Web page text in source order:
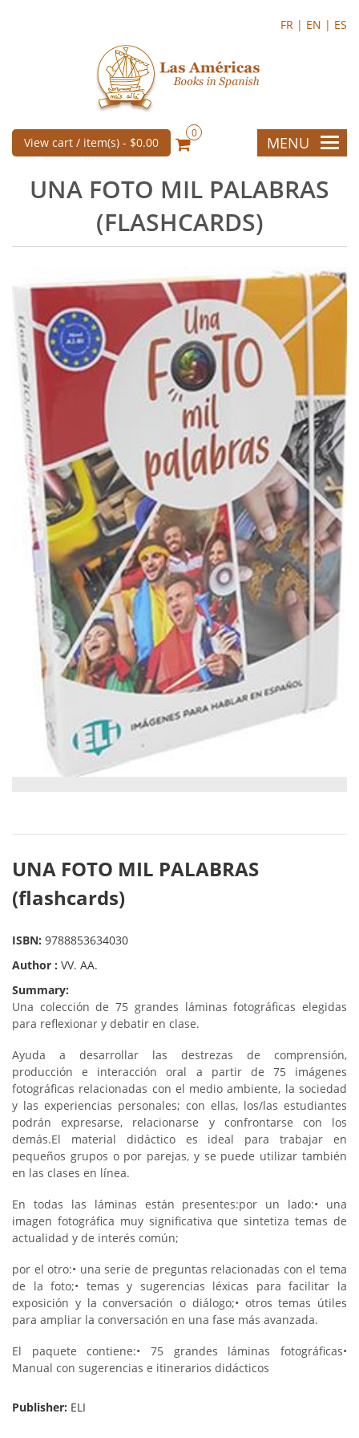
FR | EN | ES
View cart / item(s) - $0.00
0
MENU
UNA FOTO MIL PALABRAS
(FLASHCARDS)
UNA FOTO MIL PALABRAS
(flashcards)
ISBN: 9788853634030
Author : VV. AA.
Summary:
Una colección de 75 grandes láminas fotográficas elegidas
para reflexionar y debatir en clase.
Ayuda a desarrollar las destrezas de comprensión,
producción e interacción oral a partir de 75 imágenes
fotográficas relacionadas con el medio ambiente, la sociedad
y las experiencias personales; con ellas, los/las estudiantes
podrán expresarse, relacionarse y confrontarse con los
demás.El material didáctico es ideal para trabajar en
pequeños grupos o por parejas, y se puede utilizar también
en las clases en línea.
En todas las láminas están presentes:por un lado:• una
imagen fotográfica muy significativa que sintetiza temas de
actualidad y de interés común;
por el otro:• una serie de preguntas relacionadas con el tema
de la foto;• temas y sugerencias léxicas para facilitar la
exposición y la conversación o diálogo;• otros temas útiles
para ampliar la conversación en una fase más avanzada.
El paquete contiene:• 75 grandes láminas fotográficas•
Manual con sugerencias e itinerarios didácticos
Publisher: ELI